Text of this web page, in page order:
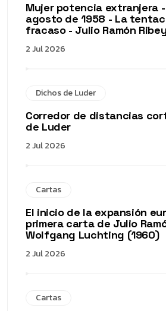
Mujer potencia extranjera -
agosto de 1958 - La
fracaso - Julio Ramón
2 Jul 2026
Dichos de Luder
Corredor de distancias
de Luder
2 Jul 2026
Cartas
El inicio de la expansión
primera carta de Julio
Wolfgang Luchting (1960)
2 Jul 2026
Cartas